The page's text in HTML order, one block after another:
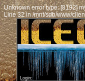
Unknown error type: [8192]
Line 32 in /mnt/sdb/www/
Login: